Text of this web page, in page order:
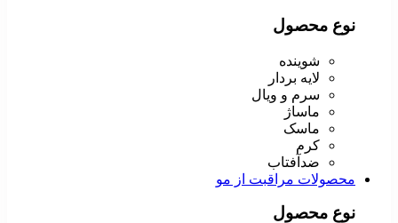
نوع محصول
شوینده
لایه بردار
سرم و ویال
ماساژ
ماسک
کرم
ضدآفتاب
محصولات مراقبت از مو
نوع محصول